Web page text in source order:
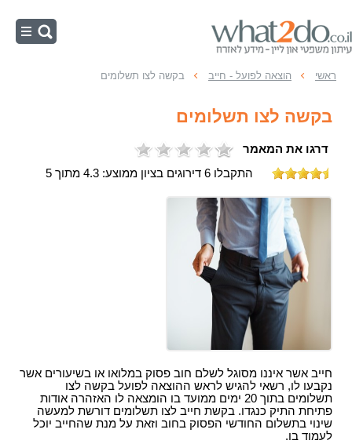
ראשי
הוצאה לפועל - זוכה
עיקולים
כינוס נכסים
ראשי הוצאה לפועל - חייב בקשה לצו תשלומים
בקשה לצו תשלומים
דרגו את המאמר
התקבלו 6 דירוגים בציון ממוצע: 4.3 מתוך 5
חייב אשר איננו מסוגל לשלם חוב פסוק במלואו או בשיעורים אשר
נקבעו לו, רשאי להגיש לראש ההוצאה לפועל בקשה לצו
תשלומים בתוך 20 ימים ממועד בו הומצאה לו האזהרה אודות
פתיחת התיק כנגדו. בקשת חייב לצו תשלומים דורשת למעשה
שינוי בתשלום החודשי הפסוק בחוב וזאת על מנת שהחייב יוכל
לעמוד בו.